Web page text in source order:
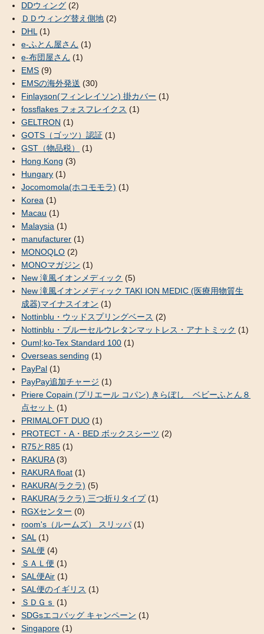
DDウィング (2)
ＤＤウィング替え側地 (2)
DHL (1)
e-ふとん屋さん (1)
e-布団屋さん (1)
EMS (9)
EMSの海外発送 (30)
Finlayson(フィンレイソン) 掛カバー (1)
fossflakes フォスフレイクス (1)
GELTRON (1)
GOTS（ゴッツ）認証 (1)
GST（物品税）
(1)
Hong Kong (3)
Hungary (1)
Jocomomola(ホコモモラ) (1)
Korea (1)
Macau (1)
Malaysia (1)
manufacturer (1)
MONOQLO (2)
MONOマガジン (1)
New 滝風イオンメディック (5)
New 滝風イオンメディック TAKI ION MEDIC (医療用物質生
成器)マイナスイオン (1)
Nottinblu・ウッドスプリングベース (2)
Nottinblu・ブルーセルウレタンマットレス・アナトミック (1)
Ouml;ko-Tex Standard 100 (1)
Overseas sending (1)
PayPal (1)
PayPay追加チャージ (1)
Priere Copain (プリエール コパン) きらぼし ベビーふとん８
点セット (1)
PRIMALOFT DUO (1)
PROTECT・A・BED ボックスシーツ (2)
R75とR85 (1)
RAKURA(3)
RAKURA float (1)
RAKURA(ラクラ) (5)
RAKURA(ラクラ) 三つ折りタイプ(1)
RGXセンター (0)
room's（ルームズ） スリッパ (1)
SAL (1)
SAL便 (4)
ＳＡＬ便 (1)
SAL便Air (1)
SAL便のイギリス (1)
ＳＤＧｓ (1)
SDGsエコバッグ キャンペーン (1)
Singapore (1)